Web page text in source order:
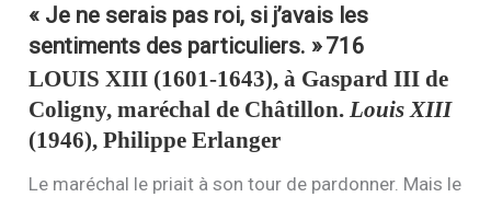
« Je ne serais pas roi, si j’avais les
sentiments des particuliers. »716
LOUIS XIII (1601-1643), à GaspardIII de
Coligny, maréchal de Châtillon. Louis XIII
(1946), Philippe Erlanger
Le maréchal le priait à son tour de pardonner. Mais le